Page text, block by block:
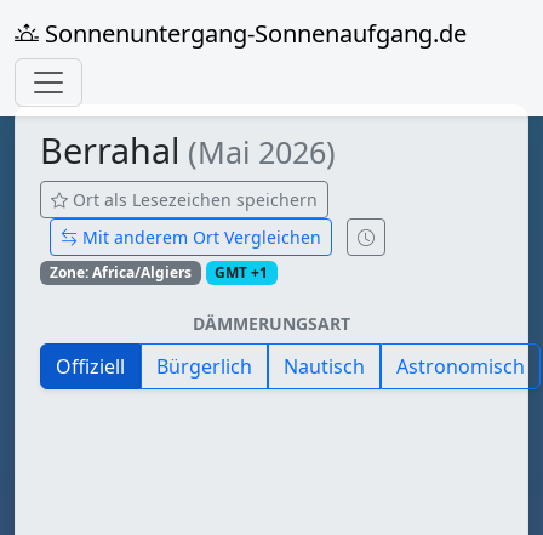
Sonnenuntergang-Sonnenaufgang.de
Berrahal (Mai 2026)
Ort als Lesezeichen speichern
Mit anderem Ort Vergleichen
Zone: Africa/Algiers GMT +1
DÄMMERUNGSART
Offiziell Bürgerlich Nautisch Astronomisch